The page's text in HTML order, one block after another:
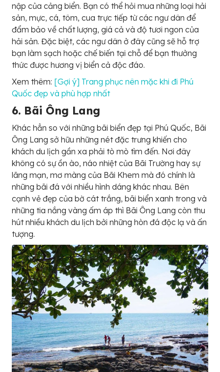
nập của cảng biển. Bạn có thể hỏi mua những loại hải
sản, mực, cá, tôm, cua trực tiếp từ các ngư dân để
đẩm bảo về chất lượng, giá cả và độ tươi ngon của
hải sản. Đặc biệt, các ngư dân ở đây cũng sẽ hỗ trợ
bạn làm sạch hoặc chế biến tại chỗ để bạn thưởng
thức được hương vị biển cả độc đáo.
Xem thêm: [Gợi ý] Trang phục nên mặc khi đi Phú
Quốc đẹp và phù hợp nhất
6. Bãi Ông Lang
Khác hẳn so với những bãi biển đẹp tại Phú Quốc, Bãi
Ông Lang sở hữu những nét đặc trưng khiến cho
khách du lịch gần xa phải tò mò tìm đến. Nơi đây
không có sự ồn ào, náo nhiệt của Bãi Trường hay sự
lãng mạn, mơ màng của Bãi Khem mà đó chính là
những bãi đá với nhiều hình dáng khác nhau. Bên
cạnh vẻ đẹp của bờ cát trắng, bãi biển xanh trong và
những tia nắng vàng ấm áp thì Bãi Ông Lang còn thu
hút nhiều khách du lịch bởi những hòn đá độc lạ và ấn
tượng.